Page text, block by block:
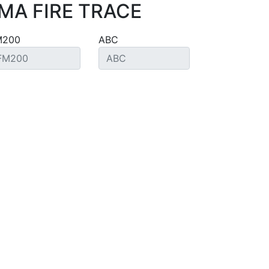
FIRE TRACE
ABC